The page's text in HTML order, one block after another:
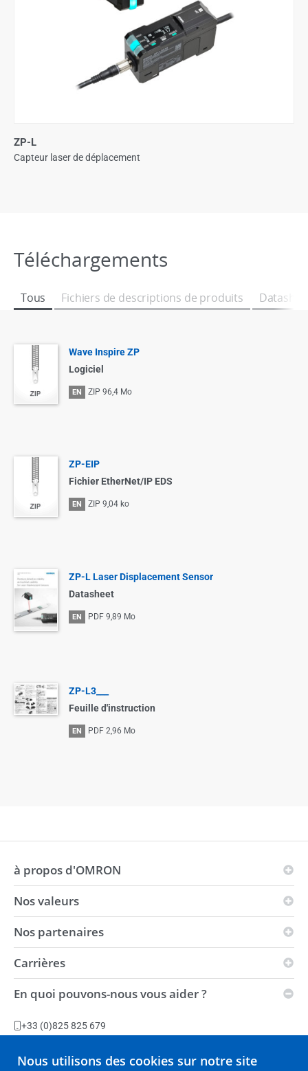
ZP-L
Capteur laser de déplacement
Téléchargements
Tous Fichiers de descriptions de produits
Wave Inspire ZP
Logiciel
EN ZIP 96,4 Mo
ZP-EIP
Fichier EtherNet/IP EDS
EN ZIP 9,04 ko
ZP-L Laser Displacement Sensor
Datasheet
EN PDF 9,89 Mo
ZP-L3___
Feuille d'instruction
EN PDF 2,96 Mo
à propos d'OMRON
Les principes d'OMRON
Présence mondiale
Environnement
Conditions générales de ventes
Slavery Act Statement
Charte de services
Nos valeurs
Vision
Force
Centre d'automatisation
Installations de production
Nos partenaires
Partenaires solution
Carrières
Postes vacants
En quoi pouvons-nous vous aider ?
+33 (0)825 825 679
Nous utilisons des cookies sur notre site